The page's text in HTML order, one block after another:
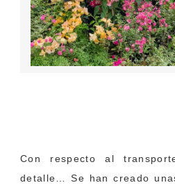
Con respecto al
detalle… Se han creado